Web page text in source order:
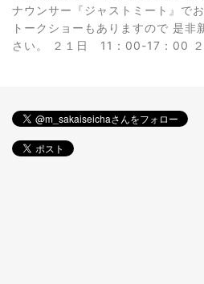
ナウンサー『ジャストミート』で
トークショーもありますので 是非
さい。 ２１日 11：00-17：00